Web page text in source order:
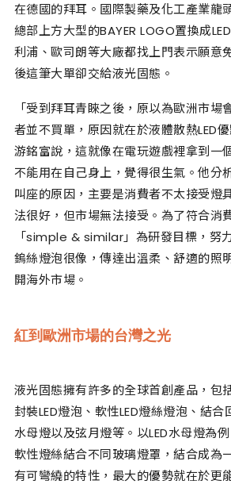
在德國的拜耳。國際製藥及化工產業龍
總部上方大型的BAYER LOGO置換成
利浦、歐司朗等大廠都找上門表示願意
後這筆大單卻交給液光固態。
「受到拜耳青睞之後，原以為歐洲市場
者並不買單，原因就在於液體散熱LED
游銘富說，這就像在電玩遊戲裡拿到一
不能用在自己身上，覺得很生氣。他分
叫座的原因，主要是消費者不太接受燈
法很好，但市場無法接受。為了符合消
「simple & similar」為研發目標，努
鎢絲燈泡很像，傳達出溫柔、舒適的照
開海外市場。
紅到歐洲市場的台灣之光
液光固態擁有許多的全球首創產品，包
封裝LED燈泡、軟性LED燈絲燈泡、結合
水母燈以及弦月燈等。以LED水母燈為
軟性燈絲結合不同玻璃燈罩，結合成為
有可彎繞的特性，最大的優勢就在於更